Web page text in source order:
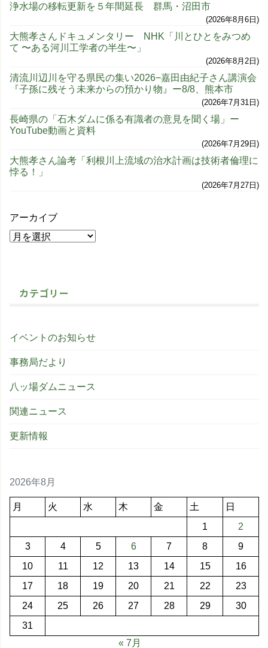
浄水場の移転更新を５年間延長 群馬・沼田市
2026年8月6日
大熊孝さんドキュメンタリー NHK「川とひとをみつめ
て 〜ある河川工学者の半生〜」
2026年8月2日
清流川辺川を守る県民の集い2026−嘉田由紀子さん講演会
『子孫に残そう未来からの預かり物』ー8/8、熊本市
2026年7月31日
長崎県の「石木ダムに係る有識者の意見を聞く場」ー
YouTube動画と資料
2026年7月29日
大熊孝さん論考「利根川上流域の治水計画は技術者倫理に
悖る！」
2026年7月27日
アーカイブ
カテゴリー
イベントのお知らせ
事務局だより
八ッ場ダムニュース
関連ニュース
更新情報
2026年8月
月 火 水 木 金 土
日
1
2
3
4 5 6 7 8
9
10
11 12 13 14 15
16
17
18 19 20 21 22
23
24
25 26 27 28 29
30
31
« 7月